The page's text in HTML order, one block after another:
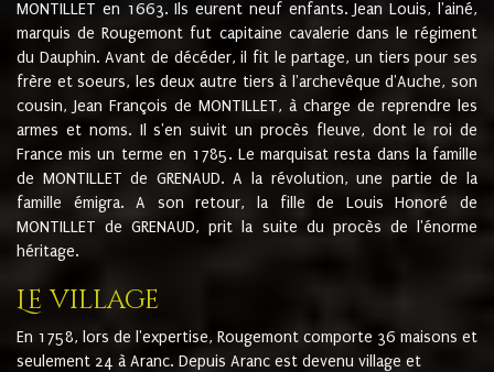
MONTILLET en 1663. Ils eurent neuf enfants. Jean Louis, l'ainé,
marquis de Rougemont fut capitaine cavalerie dans le régiment
du Dauphin. Avant de décéder, il fit le partage, un tiers pour ses
frère et soeurs, les deux autre tiers à l'archevêque d'Auche, son
cousin, Jean François de MONTILLET, à charge de reprendre les
armes et noms. Il s'en suivit un procès fleuve, dont le roi de
France mis un terme en 1785. Le marquisat resta dans la famille
de MONTILLET de GRENAUD. A la révolution, une partie de la
famille émigra. A son retour, la fille de Louis Honoré de
MONTILLET de GRENAUD, prit la suite du procès de l'énorme
héritage.
Le village
En 1758, lors de l'expertise, Rougemont comporte 36 maisons et
seulement 24 à Aranc. Depuis Aranc est devenu village et